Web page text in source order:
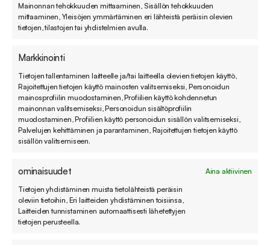
Mainonnan tehokkuuden mittaaminen, Sisällön tehokkuuden
mittaaminen, Yleisöjen ymmärtäminen eri lähteistä peräisin olevien
tietojen, tilastojen tai yhdistelmien avulla.
Markkinointi
Tietojen tallentaminen laitteelle ja/tai laitteella olevien tietojen käyttö,
Rajoitettujen tietojen käyttö mainosten valitsemiseksi, Personoidun
mainosprofiilin muodostaminen, Profiilien käyttö kohdennetun
mainonnan valitsemiseksi, Personoidun sisältöprofiilin
muodostaminen, Profiilien käyttö personoidun sisällön valitsemiseksi,
Palvelujen kehittäminen ja parantaminen, Rajoitettujen tietojen käyttö
sisällön valitsemiseen.
ominaisuudet
Aina aktiivinen
Tietojen yhdistäminen muista tietolähteistä peräisin
oleviin tietoihin, Eri laitteiden yhdistäminen toisiinsa,
Laitteiden tunnistaminen automaattisesti lähetettyjen
tietojen perusteella.
Tilaa hyödylliset blogivinkkimme suoraan
sähköpostiin
Älä huoli, sillä mekään emme pidä roskapostista. Viestimme
sinulle vain, kun meillä on olennaista kerrottavaa.
Hyväksyn uutiskirjeen tilauksen ja liittymisen Sovellin Oy:n
postituslistarekisteriin. Voin peruuttaa tilaukseni koska